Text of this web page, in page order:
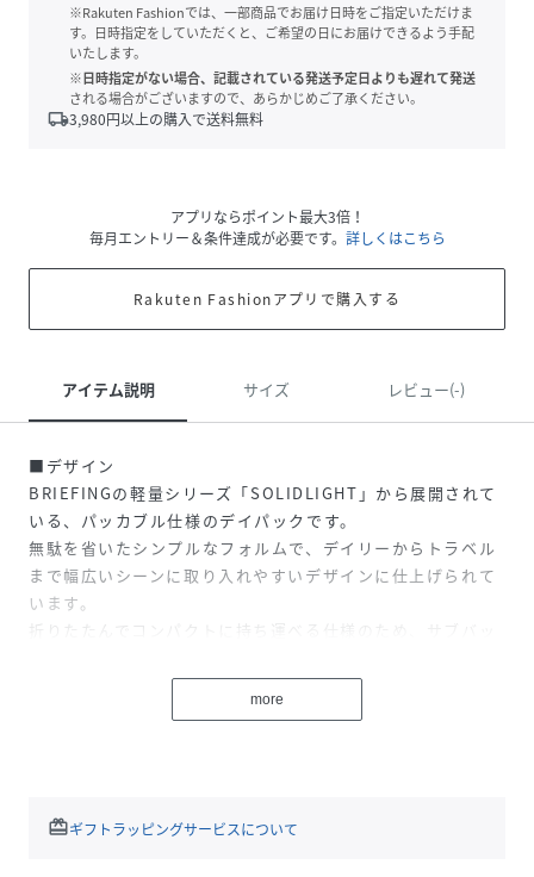
※Rakuten Fashionでは、一部商品でお届け日時をご指定いただけま
す。日時指定をしていただくと、ご希望の日にお届けできるよう手配
いたします。
※日時指定がない場合、記載されている発送予定日よりも遅れて発送
される場合がございますので、あらかじめご了承ください。
local_shipping3,980円以上の購入で送料無料
アプリならポイント最大3倍！
毎月エントリー＆条件達成が必要です。 詳しくはこちら
Rakuten Fashionアプリで購入する
アイテム説明 サイズ レビュー(-)
■デザイン
BRIEFINGの軽量シリーズ「SOLIDLIGHT」から展開されて
いる、パッカブル仕様のデイパックです。
無駄を省いたシンプルなフォルムで、デイリーからトラベル
まで幅広いシーンに取り入れやすいデザインに仕上げられて
います。
折りたたんでコンパクトに持ち運べる仕様のため、サブバッ
控えめなロゴ配置と落ち着いた配色により、カジュアル過ぎ
ず大人のスタイルにも馴染みます。
■素材
more
redeemギフトラッピングサービスについて